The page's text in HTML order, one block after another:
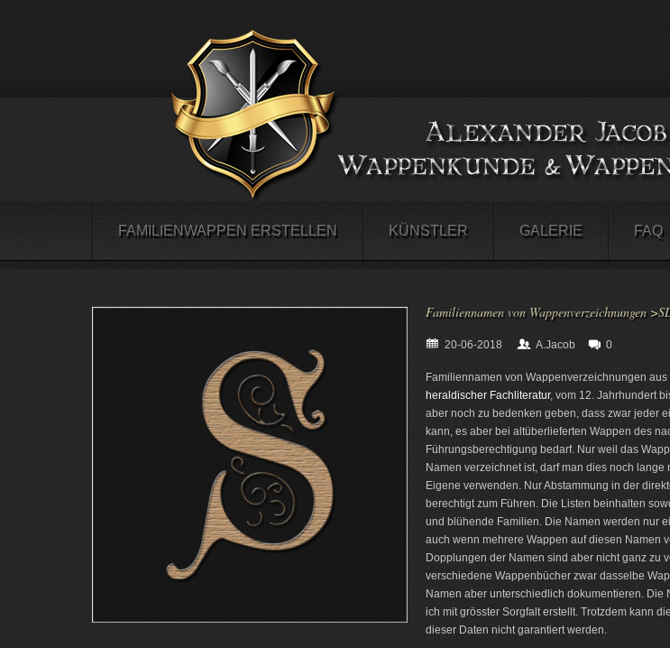
FAMILIENWAPPEN ERSTELLEN KÜNSTLER GALERIE FAQ
Familiennamen von Wappenverzeichnungen
20-06-2018 A.Jacob 0
Familiennamen von Wappenverzeichnungen
heraldischer Fachliteratur, vom 12. Jahrhundert
aber noch zu bedenken geben, dass zwar jeder
kann, es aber bei altüberlieferten Wappen des
Führungsberechtigung bedarf. Nur weil das
Namen verzeichnet ist, darf man dies noch lange
Eigene verwenden. Nur Abstammung in der
berechtigt zum Führen. Die Listen beinhalten
und blühende Familien. Die Namen werden nur
auch wenn mehrere Wappen auf diesen Namen
Dopplungen der Namen sind aber nicht ganz zu
verschiedene Wappenbücher zwar dasselbe
Namen aber unterschiedlich dokumentieren. Die
ich mit grösster Sorgfalt erstellt. Trotzdem kann
dieser Daten nicht garantiert werden.